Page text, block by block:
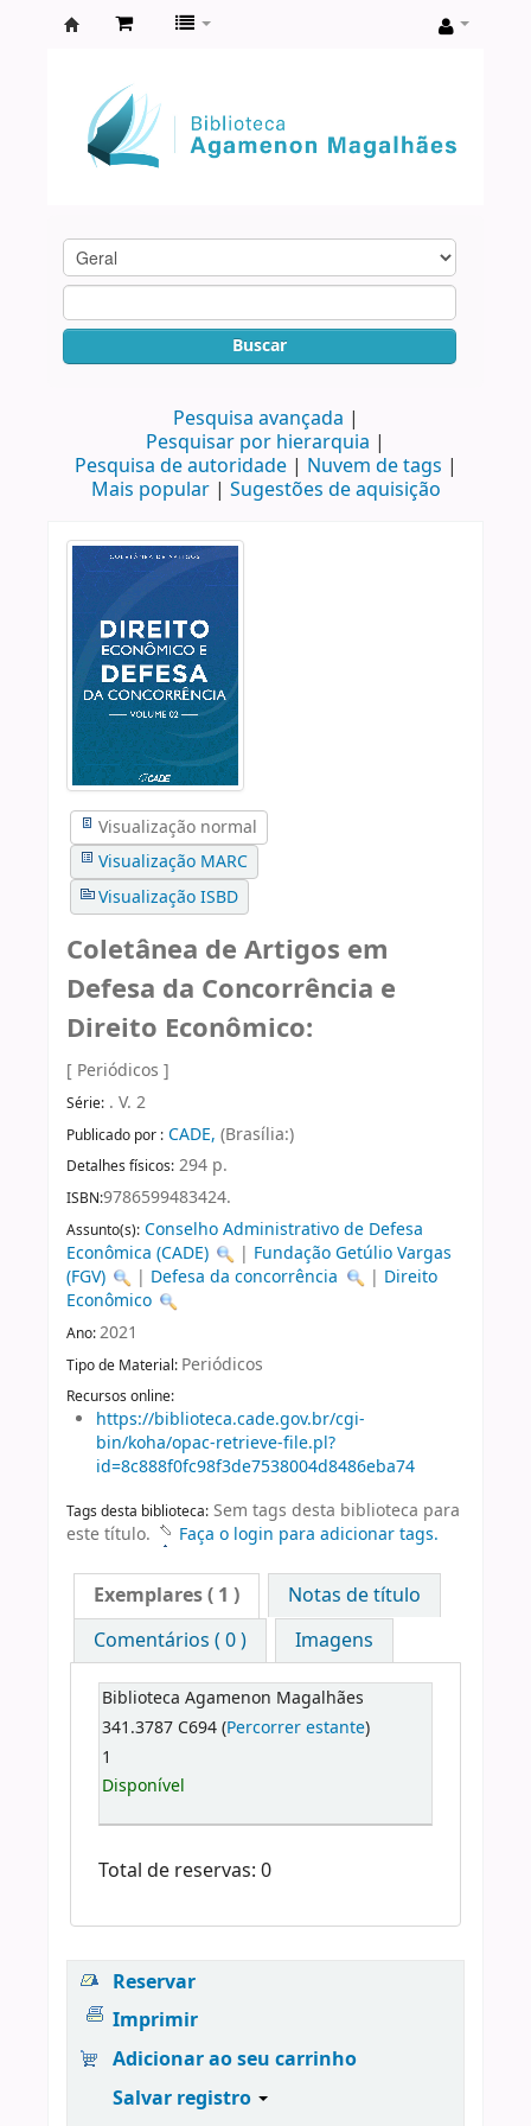
Agamenon
Magalhães
Buscar
Pesquisa avançada
Pesquisar por hierarquia
Pesquisa de autoridade
Nuvem de tags
Mais popular
Sugestões de aquisição
Visualização normal
Visualização MARC
Visualização ISBD
Coletânea de Artigos em
Defesa da Concorrência e
Direito Econômico:
[ Periódicos ]
Série: . V. 2
Publicado por : CADE, (Brasília:)
Detalhes físicos: 294 p.
ISBN:9786599483424.
Assunto(s): Conselho Administrativo de Defesa
Econômica (CADE)
| Fundação Getúlio Vargas
(FGV)
| Defesa da concorrência | Direito
Econômico
Ano:2021
Tipo de Material: Periódicos
Recursos online:
https://biblioteca.cade.gov.br/cgi-
bin/koha/opac-retrieve-file.pl?
id=8c888f0fc98f3de7538004d8486eba74
Tags desta biblioteca: Sem tags desta biblioteca para
este título.
Faça o login para adicionar tags.
Exemplares( 1 )
Notas de título
Comentários ( 0 )
Imagens
Biblioteca Agamenon Magalhães
341.3787 C694 (Percorrer estante)
1
Disponível
Total de reservas: 0
Reservar
Imprimir
Adicionar ao seu carrinho
Salvar registro